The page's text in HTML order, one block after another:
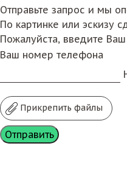
Отправьте запрос и мы
По картинке или эскизу
Пожалуйста, введите
Ваш номер телефона
Прикрепить файлы